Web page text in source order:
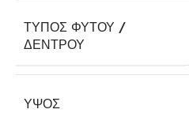
ΤΎΠΟΣ ΦΥΤΟΎ /
ΔΈΝΤΡΟΥ
ΎΨΟΣ